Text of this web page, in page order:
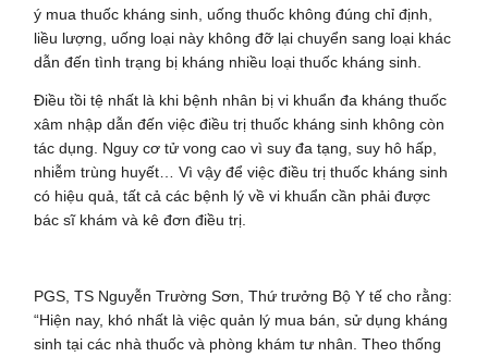
ý mua thuốc kháng sinh, uống thuốc không đúng chỉ định,
liều lượng, uống loại này không đỡ lại chuyển sang loại khác
dẫn đến tình trạng bị kháng nhiều loại thuốc kháng sinh.
Điều tồi tệ nhất là khi bệnh nhân bị vi khuẩn đa kháng thuốc
xâm nhập dẫn đến việc điều trị thuốc kháng sinh không còn
tác dụng. Nguy cơ tử vong cao vì suy đa tạng, suy hô hấp,
nhiễm trùng huyết… Vì vậy để việc điều trị thuốc kháng sinh
có hiệu quả, tất cả các bệnh lý về vi khuẩn cần phải được
bác sĩ khám và kê đơn điều trị.
PGS, TS Nguyễn Trường Sơn, Thứ trưởng Bộ Y tế cho rằng:
“Hiện nay, khó nhất là việc quản lý mua bán, sử dụng kháng
sinh tại các nhà thuốc và phòng khám tư nhân. Theo thống